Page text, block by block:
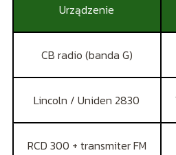
Urządzenie
CB radio (banda G)
Lincoln / Uniden 2830
RCD 300 + transmiter FM